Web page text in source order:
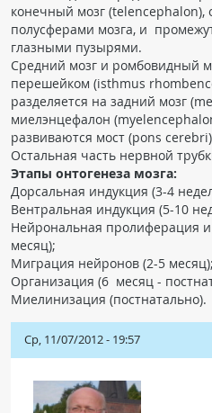
конечный мозг
полусферами мозга, и
глазными пузырями.
Средний мозг и ромбовидный
перешейком (isthmus
разделяется на задний мозг
миелэнцефалон
развиваются мост (pons
Остальная часть нервной
Этапы онтогенеза мозга:
Дорсальная индукция (3-4
Вентральная индукция (5-10
Нейрональная пролиферация
месяц);
Миграция нейронов (2-5 месяц);
Организация (6 месяц -
Миелинизация (постнатально).
Ср, 11/07/2012 - 19:57